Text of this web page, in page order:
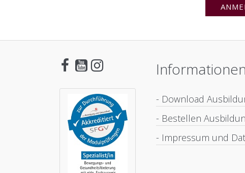
Informationen
- Download
- Bestellen
- Impressum und